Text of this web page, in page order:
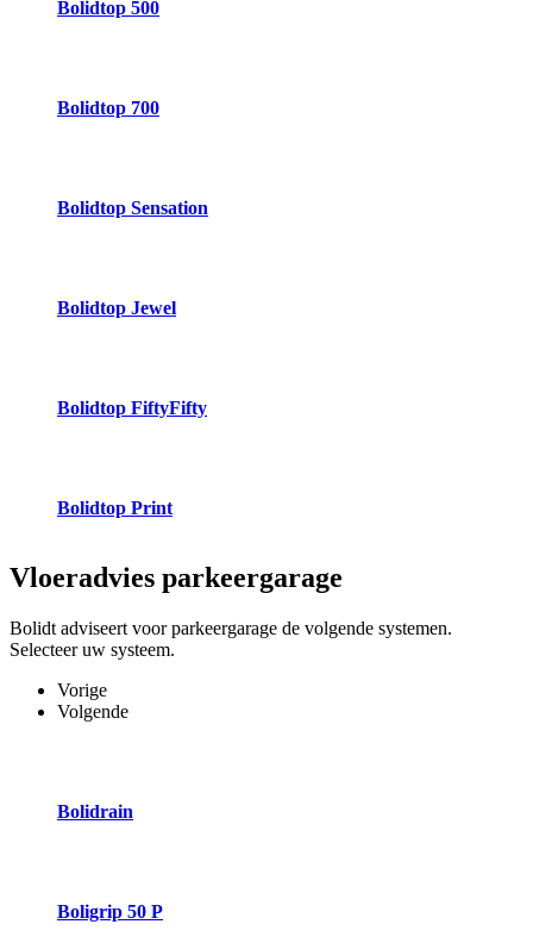
Bolidtop 500
Bolidtop 700
Bolidtop Sensation
Bolidtop Jewel
Bolidtop FiftyFifty
Bolidtop Print
Vloeradvies parkeergarage
Bolidt adviseert voor parkeergarage de volgende systemen.
Selecteer uw systeem.
Vorige
Volgende
Bolidrain
Boligrip 50 P